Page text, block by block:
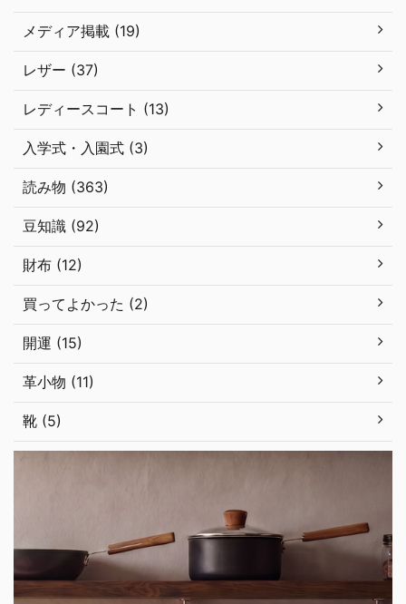
メディア掲載 (19)
レザー (37)
レディースコート (13)
入学式・入園式 (3)
読み物 (363)
豆知識 (92)
財布 (12)
買ってよかった (2)
開運 (15)
革小物 (11)
靴 (5)